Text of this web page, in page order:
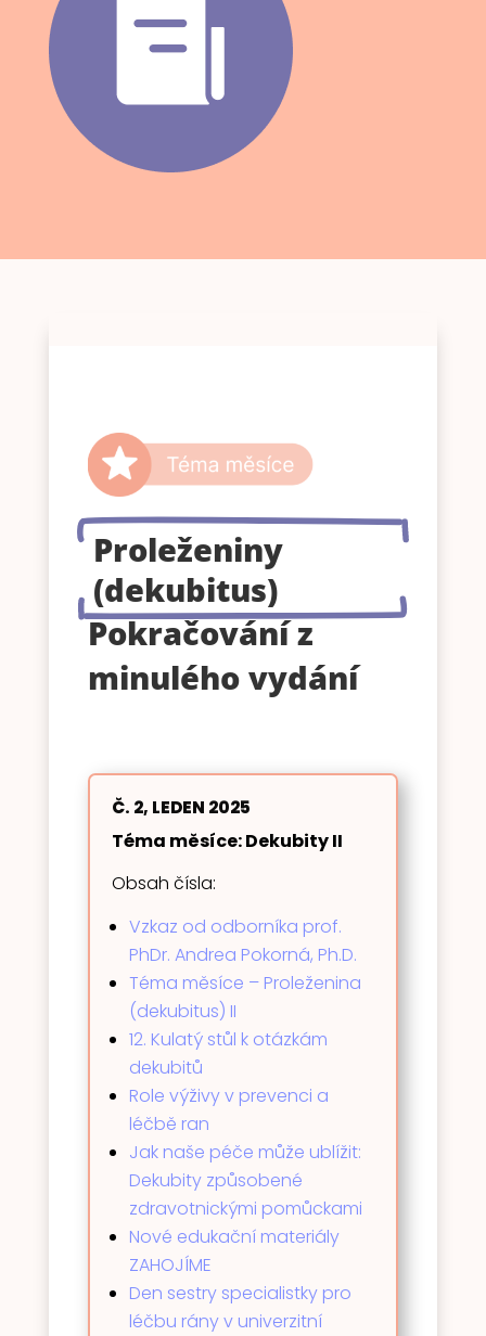
Proleženiny
(dekubitus)
Pokračování z
minulého vydání
Č. 2, LEDEN 2025
Téma měsíce: Dekubity II
Obsah čísla:
Vzkaz od odborníka prof.
PhDr. Andrea Pokorná, Ph.D.
Téma měsíce – Proleženina
(dekubitus) II
12. Kulatý stůl k otázkám
dekubitů
Role výživy v prevenci a
léčbě ran
Jak naše péče může ublížit:
Dekubity způsobené
zdravotnickými pomůckami
Nové edukační materiály
ZAHOJÍME
Den sestry specialistky pro
léčbu rány v univerzitní